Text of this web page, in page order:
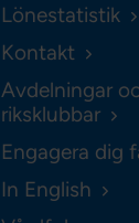
Lönestatistik
Kontakt
Avdelningar
riksklubbar
Engagera dig
In English